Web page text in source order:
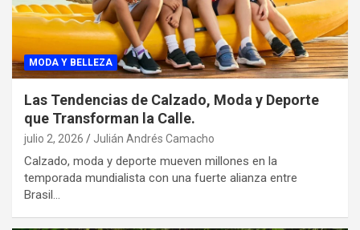
MODA Y BELLEZA
Las Tendencias de Calzado, Moda y Deporte
que Transforman la Calle.
julio 2, 2026 Julián Andrés Camacho
Calzado, moda y deporte mueven millones en la
temporada mundialista con una fuerte alianza entre
Brasil…